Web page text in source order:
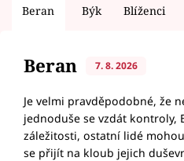
Beran Býk Blíženci
Beran 7. 8. 2026
Je velmi pravděpodobné, že
jednoduše se vzdát kontroly,
záležitosti, ostatní lidé
se přijít na kloub jejich